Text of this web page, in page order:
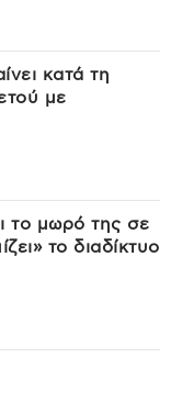
κατά τη
με
το μωρό της σε
το διαδίκτυο